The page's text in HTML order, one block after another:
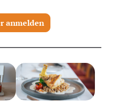
anmelden